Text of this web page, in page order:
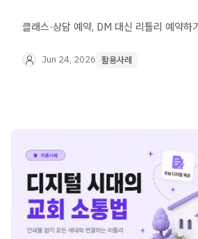
클래스·상담 예약, DM 대신 리틀리 예약하
관리까지 실제 활용 사례 3가지로 확인할 수
Jun 24, 2026 활용사례